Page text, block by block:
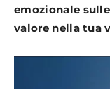
emozionale
valore nella tua